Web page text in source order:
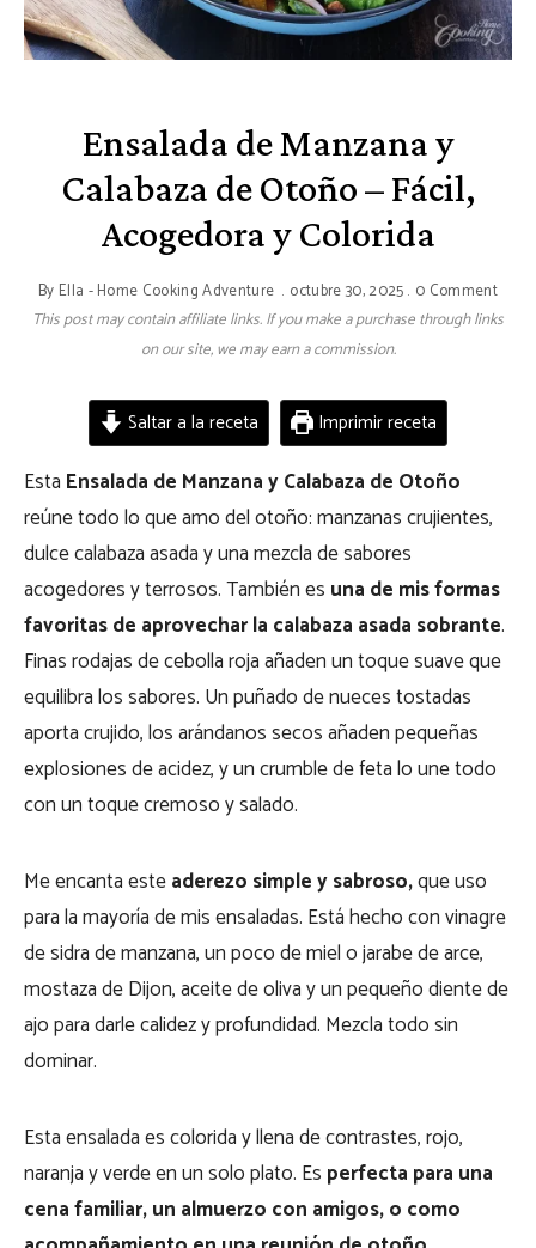
Ensalada de Manzana y
Calabaza de Otoño – Fácil,
Acogedora y Colorida
By Ella - Home Cooking Adventure octubre 30, 2025 0 Comment
This post may contain affiliate links. If you make a purchase through links
on our site, we may earn a commission.
Saltar a la receta Imprimir receta
Esta Ensalada de Manzana y Calabaza de Otoño
reúne todo lo que amo del otoño: manzanas crujientes,
dulce calabaza asada y una mezcla de sabores
acogedores y terrosos. También es una de mis formas
favoritas de aprovechar la calabaza asada sobrante.
Finas rodajas de cebolla roja añaden un toque suave que
equilibra los sabores. Un puñado de nueces tostadas
aporta crujido, los arándanos secos añaden pequeñas
explosiones de acidez, y un crumble de feta lo une todo
con un toque cremoso y salado.
Me encanta esteaderezo simple y sabroso,que uso
para la mayoría de mis ensaladas. Está hecho con vinagre
de sidra de manzana, un poco de miel o jarabe de arce,
mostaza de Dijon, aceite de oliva y un pequeño diente de
ajo para darle calidez y profundidad. Mezcla todo sin
dominar.
Esta ensalada es colorida y llena de contrastes, rojo,
naranja y verde en un solo plato. Es perfecta para una
cena familiar, un almuerzo con amigos, o como